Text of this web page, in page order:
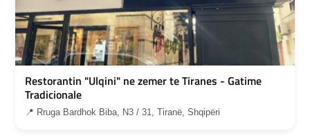
Restorantin "Ulqini" ne zemer te Tiranes - Gatime
Tradicionale
📍 Rruga Bardhok Biba, N3 / 31, Tiranë, Shqipëri